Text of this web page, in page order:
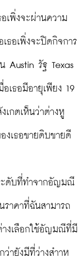
อเพิ่งจะผ่านความ
ธอเพิ่งจะปิดกิจการ
Austin รัฐ Texas
เธอมีอายุเพียง 19
กตเห็นว่าต่างหู
งเธอขายดิบขายดี
ะดับที่ทำจากอัญมณี
าคาที่ฉันสามารถ
างเลือกใช้อัญมณีที่มี
ายังมีที่ว่างสำาห